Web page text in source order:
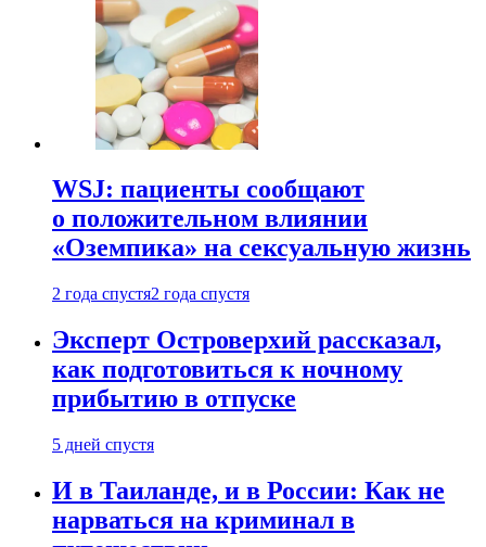
WSJ: пациенты сообщают
о положительном влиянии
«Оземпика» на сексуальную жизнь
2 года спустя2 года спустя
Эксперт Островерхий рассказал,
как подготовиться к ночному
прибытию в отпуске
5 дней спустя
И в Таиланде, и в России: Как не
нарваться на криминал в